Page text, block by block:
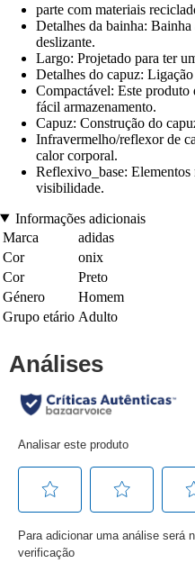
parte com materiais
Detalhes da bainha:
deslizante.
Largo: Projetado para ter
Detalhes do capuz:
Compactável: Este produto
fácil armazenamento.
Capuz: Construção do
Infravermelho/reflexor de
calor corporal.
Reflexivo_base:
visibilidade.
Informações adicionais
Marca
adidas
Cor
onix
Cor
Preto
Género
Homem
Grupo etário Adulto